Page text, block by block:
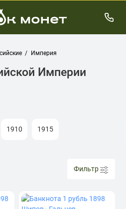
Империя
Империи
1910 1915
Фильтр